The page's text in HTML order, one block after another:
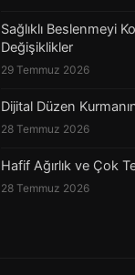
Sağlıklı Beslenmeyi
Değişiklikler
29 Temmuz 2026
Dijital Düzen
28 Temmuz 2026
Hafif Ağırlık ve Çok
28 Temmuz 2026